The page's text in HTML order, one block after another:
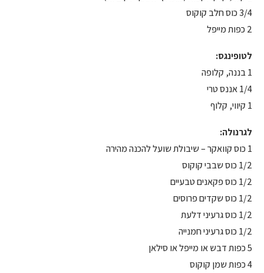
3/4 כוס חלב קוקוס
2 כפות מייפל
לטופינגס:
1 בננה, קלופה
1/4 אננס טרי
1 קיווי, קלוף
לגרנולה:
1 כוס קוואקר – שיבולת שועל להכנה מהירה
1/2 כוס שבבי קוקוס
1/2 כוס פקאנים טבעיים
1/2 כוס שקדים פרוסים
1/2 כוס גרעיני דלעת
1/2 כוס גרעיני חמנייה
5 כפות דבש או מייפל או סילאן
4 כפות שמן קוקוס